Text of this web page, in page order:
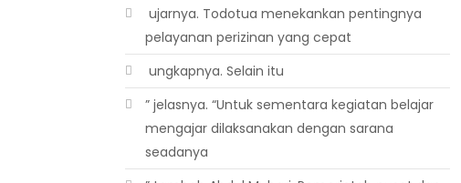
 ujarnya. Todotua menekankan pentingnya
pelayanan perizinan yang cepat
 ungkapnya. Selain itu
” jelasnya. “Untuk sementara kegiatan belajar
mengajar dilaksanakan dengan sarana
seadanya